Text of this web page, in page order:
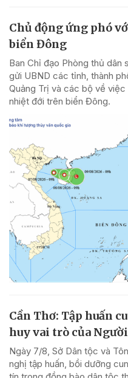
Chủ động ứng phó
biển Đông
Ban Chỉ đạo Phòng thủ
gửi UBND các tỉnh, thành
Quảng Trị và các bộ về
nhiệt đới trên biển Đông.
Cần Thơ: Tập huấn
huy vai trò của
Ngày 7/8, Sở Dân tộc và
nghị tập huấn, bồi dưỡng